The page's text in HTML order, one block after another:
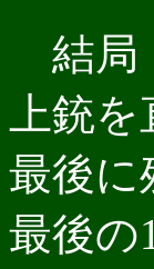
結局
上銃
最後に
最後の